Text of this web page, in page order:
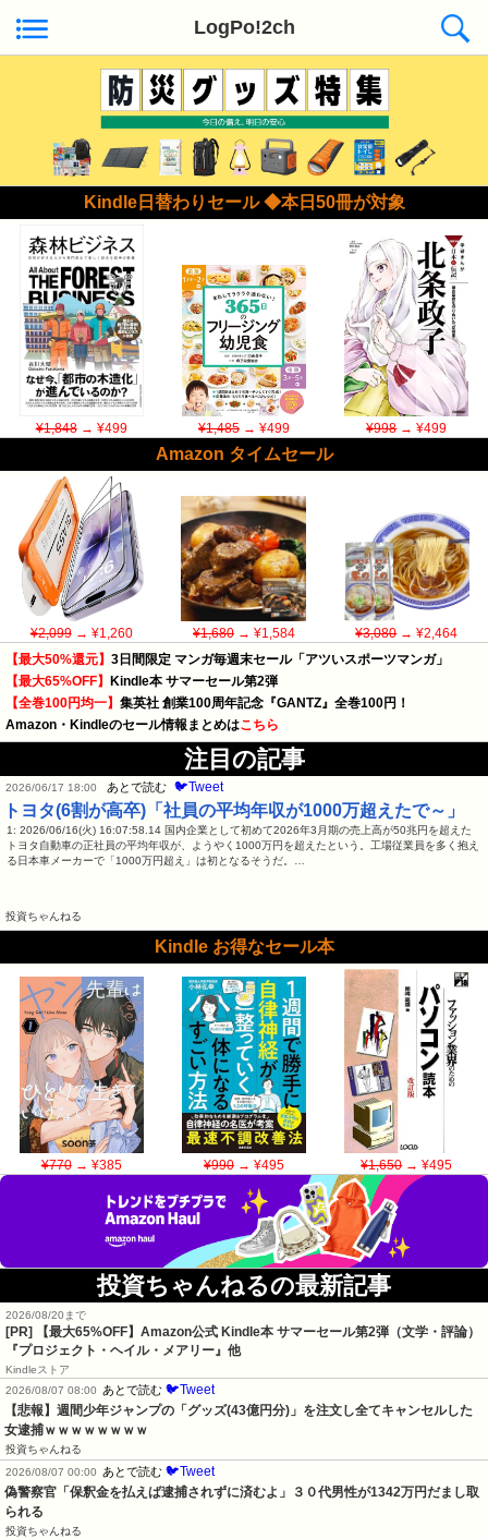
LogPo!2ch
Kindle日替わりセール ◆本日50冊が対象
¥1,848→ ¥499 ¥1,485→ ¥499 ¥998→ ¥499
Amazon タイムセール
¥2,099→ ¥1,260 ¥1,680→ ¥1,584 ¥3,080→ ¥2,464
【最大50%還元】 3日間限定 マンガ毎週末セール「アツいスポーツマンガ」
【最大65%OFF】
Kindle本 サマーセール第2弾
【全巻100円均一】 集英社 創業100周年記念『GANTZ』全巻100円！
Amazon・Kindleのセール情報まとめはこちら
注目の記事
2026/06/17 18:00 あとで読む 🐦Tweet
トヨタ(6割が高卒)「社員の平均年収が1000万超えたで～」
1: 2026/06/16(火) 16:07:58.14 国内企業として初めて2026年3月期の売上高が50兆円を超えた
トヨタ自動車の正社員の平均年収が、ようやく1000万円を超えたという。工場従業員を多く抱え
る日本車メーカーで「1000万円超え」は初となるそうだ。…
投資ちゃんねる
Kindle お得なセール本
¥770→ ¥385 ¥990→ ¥495 ¥1,650→ ¥495
投資ちゃんねるの最新記事
2026/08/20まで
[PR]
【最大65%OFF】Amazon公式 Kindle本 サマーセール第2弾（文学・評論）
『プロジェクト・ヘイル・メアリー』他
Kindleストア
2026/08/07 08:00
あとで読む 🐦Tweet
【悲報】週間少年ジャンプの「グッズ(43億円分)」を注文し全てキャンセルした
女逮捕ｗｗｗｗｗｗｗｗ
投資ちゃんねる
2026/08/07 00:00
あとで読む 🐦Tweet
偽警察官「保釈金を払えば逮捕されずに済むよ」３０代男性が1342万円だまし取
られる
投資ちゃんねる